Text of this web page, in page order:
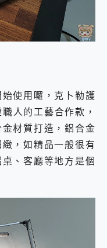
使用囉，克⼘勒護
人的工藝合作款，
材質打造，鋁合金
，如精品一般很有
、客廳等地方是個